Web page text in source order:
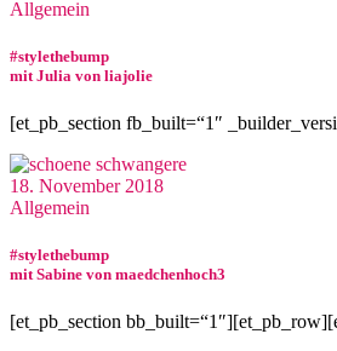
Allgemein
#stylethebump
mit Julia von liajolie
[et_pb_section fb_built=“1″
18. November 2018
Allgemein
#stylethebump
mit Sabine von maedchenhoch3
[et_pb_section